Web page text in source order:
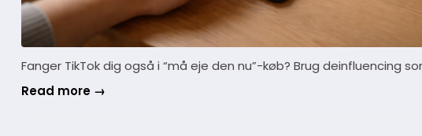
Fanger TikTok dig også i “må eje den nu”-køb? Brug deinfluencing
Read more →